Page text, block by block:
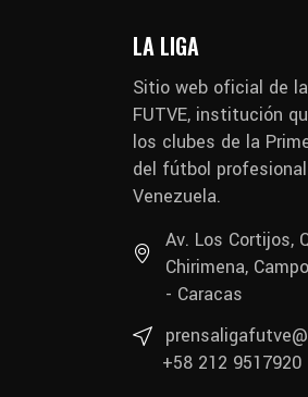
LA LIGA
Sitio web oficial de
FUTVE, institución
los clubes de la
del fútbol
Venezuela.
Av. Los Cortijos,
Chirimena,
- Caracas
+58 212 9517920